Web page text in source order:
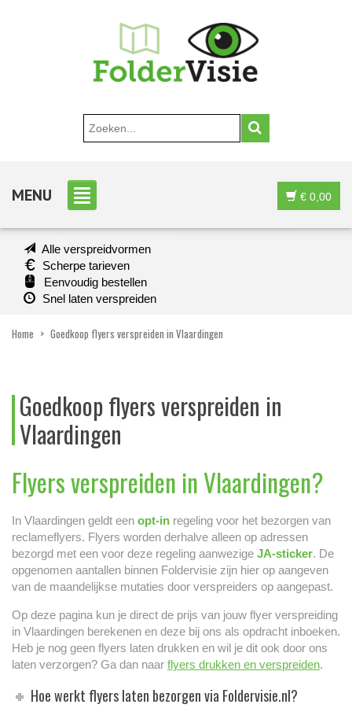
MENU € 0,00
Alle verspreidvormen
Scherpe tarieven
Eenvoudig bestellen
Snel laten verspreiden
Home > Goedkoop flyers verspreiden in Vlaardingen
Goedkoop flyers verspreiden in
Vlaardingen
Flyers verspreiden in Vlaardingen?
In Vlaardingen geldt een opt-in regeling voor het bezorgen van
reclameflyers. Flyers worden derhalve alleen op adressen
bezorgd met een voor deze regeling aanwezige JA-sticker. De
opgenomen aantallen binnen Foldervisie zijn hier op aangeven
van de maandelijkse mutaties door verspreiders op aangepast.
Op deze pagina kun je direct de prijs van jouw flyer verspreiding
in Vlaardingen berekenen en deze bij ons als opdracht inboeken.
Heb je nog geen flyers laten drukken en wil je dit ook door ons
laten verzorgen? Ga dan naar flyers drukken en verspreiden.
Hoe werkt flyers laten bezorgen via Foldervisie.nl?